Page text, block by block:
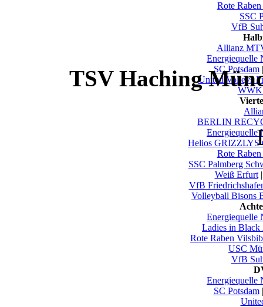
Rote
SSC
VfB
Allianz
Energiequelle
SC Potsdam
United Volleys
WWK
BERLIN
Energiequelle
Helios GRIZZLYS
Rote
SSC Palmberg
Weiß Erfurt
VfB
Volleyball Bisons
Energiequelle
Ladies in Black
Rote Raben
USC
VfB
Energiequelle
SC Potsdam
TSV Haching